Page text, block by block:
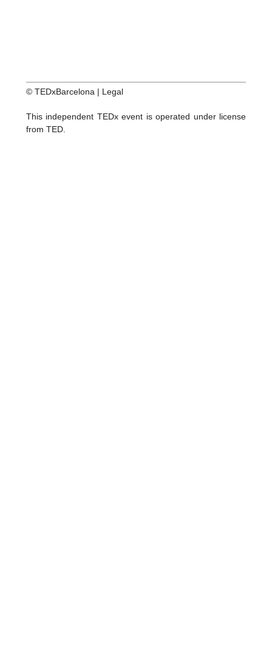
© TEDxBarcelona | Legal
This independent TEDx event is operated under license
from TED.